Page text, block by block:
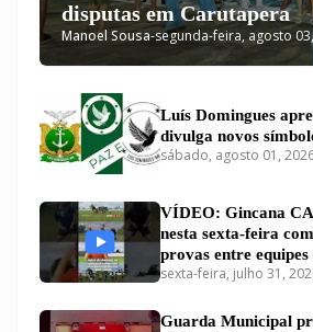
disputas em Carutapera
Manoel Sousa-segunda-feira, agosto
Luís Domingues
divulga novos
sábado, agosto 01,
VÍDEO: Gincana
nesta sexta-feira
provas entre
sexta-feira, julho 31,
Guarda Municipal